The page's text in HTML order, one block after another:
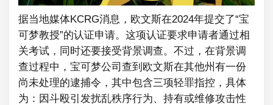
据当地媒体KCRG消息，欧文斯在2024年提交了“宝
可梦教授”的认证申请。这项认证要求申请者通过相
关考试，同时还要接受背景调查。不过，在背景调
查过程中，宝可梦公司查到欧文斯在其他州有一份
尚未处理的逮捕令，其中包含三项轻罪指控，具体
为：因斗殴引发扰乱秩序行为、持有或维修攻击性